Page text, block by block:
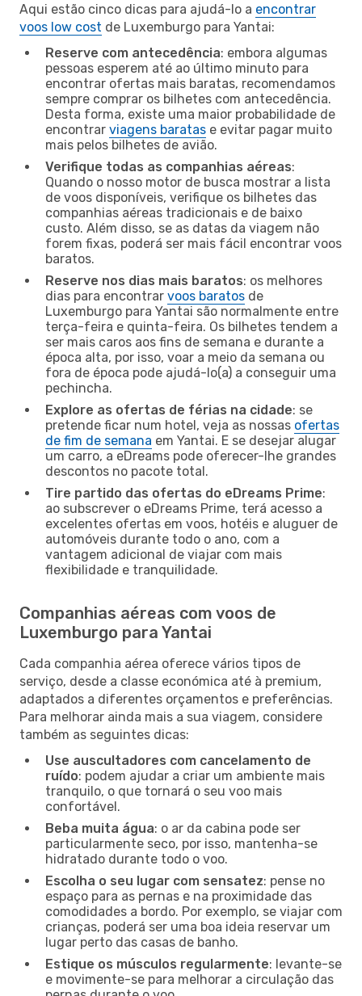
Aqui estão cinco dicas para ajudá-lo a encontrar
voos low cost de Luxemburgo para Yantai:
Reserve com antecedência: embora algumas
pessoas esperem até ao último minuto para
encontrar ofertas mais baratas, recomendamos
sempre comprar os bilhetes com antecedência.
Desta forma, existe uma maior probabilidade de
encontrar viagens baratas e evitar pagar muito
mais pelos bilhetes de avião.
Verifique todas as companhias aéreas:
Quando o nosso motor de busca mostrar a lista
de voos disponíveis, verifique os bilhetes das
companhias aéreas tradicionais e de baixo
custo. Além disso, se as datas da viagem não
forem fixas, poderá ser mais fácil encontrar voos
baratos.
Reserve nos dias mais baratos: os melhores
dias para encontrar voos baratos de
Luxemburgo para Yantai são normalmente entre
terça-feira e quinta-feira. Os bilhetes tendem a
ser mais caros aos fins de semana e durante a
época alta, por isso, voar a meio da semana ou
fora de época pode ajudá-lo(a) a conseguir uma
pechincha.
Explore as ofertas de férias na cidade: se
pretende ficar num hotel, veja as nossas ofertas
de fim de semana em Yantai. E se desejar alugar
um carro, a eDreams pode oferecer-lhe grandes
descontos no pacote total.
Tire partido das ofertas do eDreams Prime:
ao subscrever o eDreams Prime, terá acesso a
excelentes ofertas em voos, hotéis e aluguer de
automóveis durante todo o ano, com a
vantagem adicional de viajar com mais
flexibilidade e tranquilidade.
Companhias aéreas com voos de
Luxemburgo para Yantai
Cada companhia aérea oferece vários tipos de
serviço, desde a classe económica até à premium,
adaptados a diferentes orçamentos e preferências.
Para melhorar ainda mais a sua viagem, considere
também as seguintes dicas:
Use auscultadores com cancelamento de
ruído: podem ajudar a criar um ambiente mais
tranquilo, o que tornará o seu voo mais
confortável.
Beba muita água: o ar da cabina pode ser
particularmente seco, por isso, mantenha-se
hidratado durante todo o voo.
Escolha o seu lugar com sensatez: pense no
espaço para as pernas e na proximidade das
comodidades a bordo. Por exemplo, se viajar com
crianças, poderá ser uma boa ideia reservar um
lugar perto das casas de banho.
Estique os músculos regularmente: levante-se
e movimente-se para melhorar a circulação das